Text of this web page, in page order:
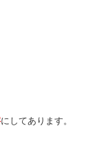
にしてあります。